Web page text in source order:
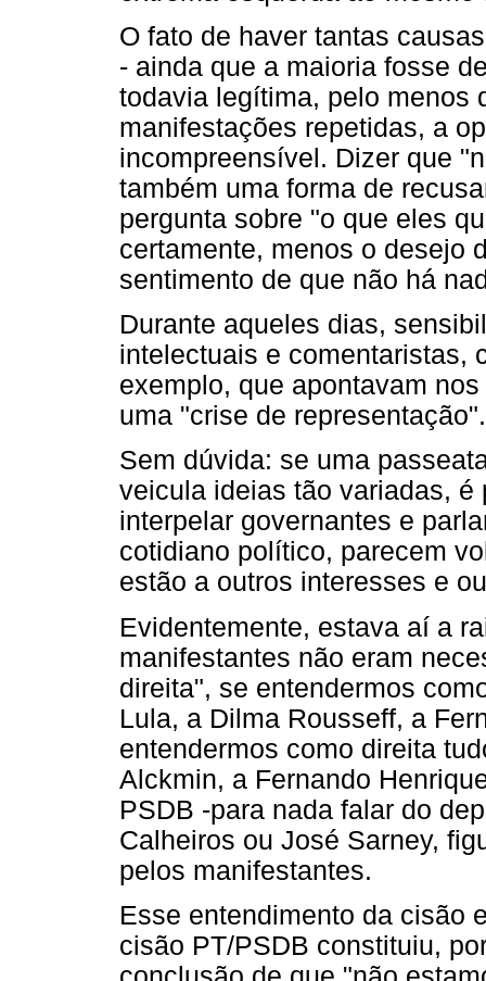
O fato de haver tantas
- ainda que a maioria fosse
todavia legítima, pelo menos
manifestações repetidas, a
incompreensível. Dizer que
também uma forma de
pergunta sobre "o que eles
certamente, menos o desejo
sentimento de que não há
Durante aqueles dias,
intelectuais e comentaristas,
exemplo, que apontavam
uma "crise de representação".
Sem dúvida: se uma
veicula ideias tão variadas,
interpelar governantes e
cotidiano político, parecem
estão a outros interesses e
Evidentemente, estava aí a
manifestantes não eram
direita", se entendermos
Lula, a Dilma Rousseff, a
entendermos como direita
Alckmin, a Fernando
PSDB -para nada falar do
Calheiros ou José Sarney,
pelos manifestantes.
Esse entendimento da cisão
cisão PT/PSDB constituiu,